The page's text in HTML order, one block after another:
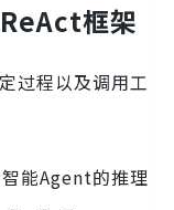
框架
过程以及调用工
能Agent的推理